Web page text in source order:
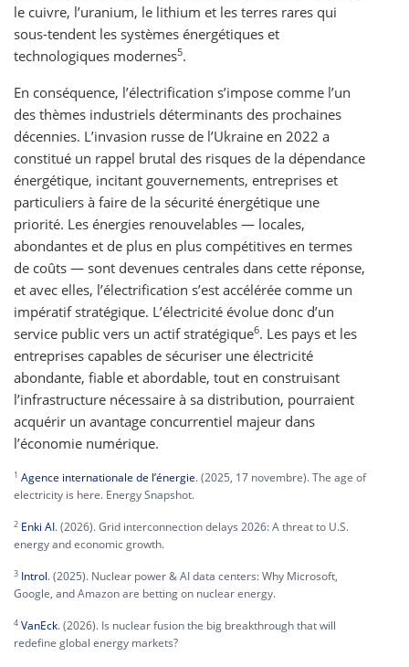
le cuivre, l’uranium, le lithium et les terres rares qui
sous-tendent les systèmes énergétiques et
technologiques modernes5.
En conséquence, l’électrification s’impose comme l’un
des thèmes industriels déterminants des prochaines
décennies. L’invasion russe de l’Ukraine en 2022 a
constitué un rappel brutal des risques de la dépendance
énergétique, incitant gouvernements, entreprises et
particuliers à faire de la sécurité énergétique une
priorité. Les énergies renouvelables — locales,
abondantes et de plus en plus compétitives en termes
de coûts — sont devenues centrales dans cette réponse,
et avec elles, l’électrification s’est accélérée comme un
impératif stratégique. L’électricité évolue donc d’un
service public vers un actif stratégique6. Les pays et les
entreprises capables de sécuriser une électricité
abondante, fiable et abordable, tout en construisant
l’infrastructure nécessaire à sa distribution, pourraient
acquérir un avantage concurrentiel majeur dans
l’économie numérique.
1 Agence internationale de l’énergie. (2025, 17 novembre). The age of
electricity is here. Energy Snapshot.
2 Enki AI. (2026). Grid interconnection delays 2026: A threat to U.S.
energy and economic growth.
3 Introl. (2025). Nuclear power & AI data centers: Why Microsoft,
Google, and Amazon are betting on nuclear energy.
4 VanEck. (2026). Is nuclear fusion the big breakthrough that will
redefine global energy markets?